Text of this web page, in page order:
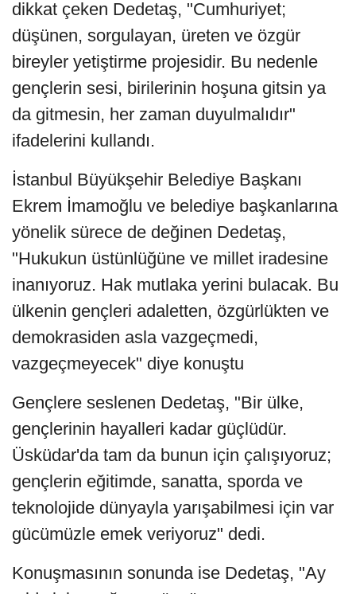
dikkat çeken Dedetaş, "Cumhuriyet;
düşünen, sorgulayan, üreten ve özgür
bireyler yetiştirme projesidir. Bu nedenle
gençlerin sesi, birilerinin hoşuna gitsin ya
da gitmesin, her zaman duyulmalıdır"
ifadelerini kullandı.
İstanbul Büyükşehir Belediye Başkanı
Ekrem İmamoğlu ve belediye başkanlarına
yönelik sürece de değinen Dedetaş,
"Hukukun üstünlüğüne ve millet iradesine
inanıyoruz. Hak mutlaka yerini bulacak. Bu
ülkenin gençleri adaletten, özgürlükten ve
demokrasiden asla vazgeçmedi,
vazgeçmeyecek" diye konuştu
Gençlere seslenen Dedetaş, "Bir ülke,
gençlerinin hayalleri kadar güçlüdür.
Üsküdar'da tam da bunun için çalışıyoruz;
gençlerin eğitimde, sanatta, sporda ve
teknolojide dünyayla yarışabilmesi için var
gücümüzle emek veriyoruz" dedi.
Konuşmasının sonunda ise Dedetaş, "Ay